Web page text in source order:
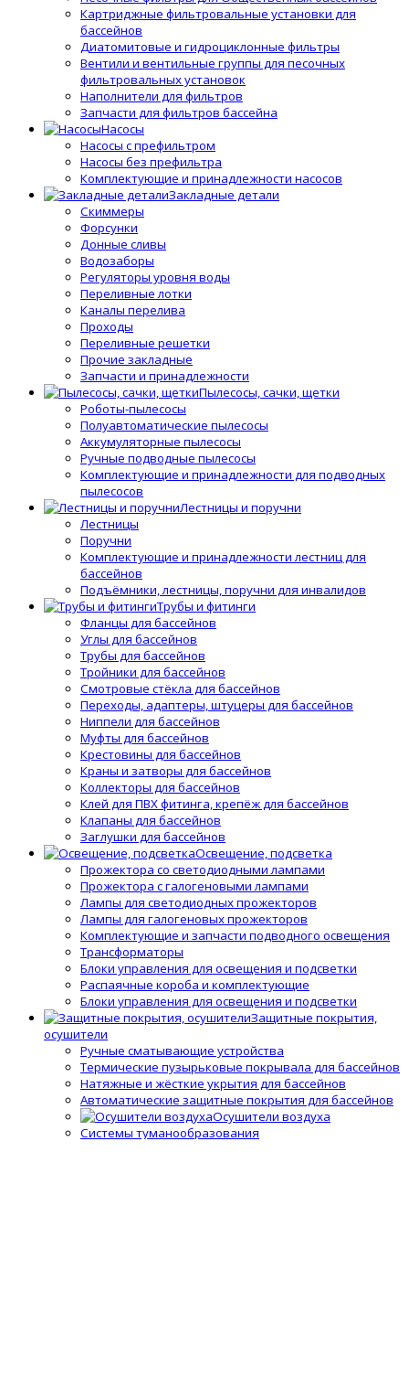
Картриджные фильтровальные установки для
бассейнов
Диатомитовые и гидроциклонные фильтры
Вентили и вентильные группы для песочных
фильтровальных установок
Наполнители для фильтров
Запчасти для фильтров бассейна
Насосы
Насосы с префильтром
Насосы без префильтра
Комплектующие и принадлежности насосов
Закладные детали
Скиммеры
Форсунки
Донные сливы
Водозаборы
Регуляторы уровня воды
Переливные лотки
Каналы перелива
Проходы
Переливные решетки
Прочие закладные
Запчасти и принадлежности
Пылесосы, сачки, щетки
Роботы-пылесосы
Полуавтоматические пылесосы
Аккумуляторные пылесосы
Ручные подводные пылесосы
Комплектующие и принадлежности для подводных
пылесосов
Лестницы и поручни
Лестницы
Поручни
Комплектующие и принадлежности лестниц для
бассейнов
Подъёмники, лестницы, поручни для инвалидов
Трубы и фитинги
Фланцы для бассейнов
Углы для бассейнов
Трубы для бассейнов
Тройники для бассейнов
Смотровые стёкла для бассейнов
Переходы, адаптеры, штуцеры для бассейнов
Ниппели для бассейнов
Муфты для бассейнов
Крестовины для бассейнов
Краны и затворы для бассейнов
Коллекторы для бассейнов
Клей для ПВХ фитинга, крепёж для бассейнов
Клапаны для бассейнов
Заглушки для бассейнов
Освещение, подсветка
Прожектора со светодиодными лампами
Прожектора с галогеновыми лампами
Лампы для светодиодных прожекторов
Лампы для галогеновых прожекторов
Комплектующие и запчасти подводного освещения
Трансформаторы
Блоки управления для освещения и подсветки
Распаячные короба и комплектующие
Блоки управления для освещения и подсветки
Защитные покрытия,
осушители
Ручные сматывающие устройства
Термические пузырьковые покрывала для бассейнов
Натяжные и жёсткие укрытия для бассейнов
Автоматические защитные покрытия для бассейнов
Осушители воздуха
Системы туманообразования